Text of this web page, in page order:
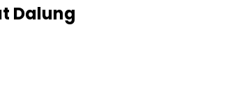
Dalung